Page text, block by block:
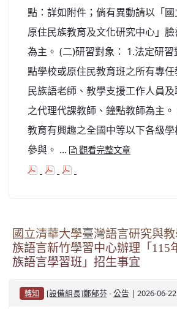
點：詳如附件；倘有異動請以「
原住民族教育及文化研究中心」
為主。 (二)研習對象： 1.法定研
點學校或原住民教育班之所有專
民族語老師、教學支援工作人員
之代理代課教師、鐘點教師為主
教育有興趣之全國中等以下各級
參與。 ...
觀看完整文章
國立清華大學臺灣語言研究與
族語言新竹學習中心辦理「115
族語言學習班」招生事宜
轉知 [設備組長]鄭郁芬- 公告 | 2026-06-